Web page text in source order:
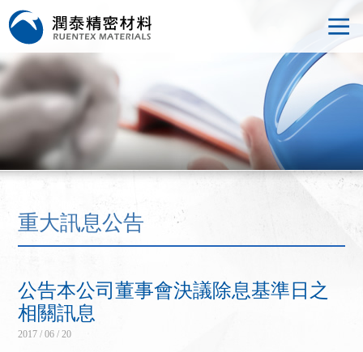
重大訊息公告
公告本公司董事會決議除息基準日之
相關訊息
2017 / 06 / 20